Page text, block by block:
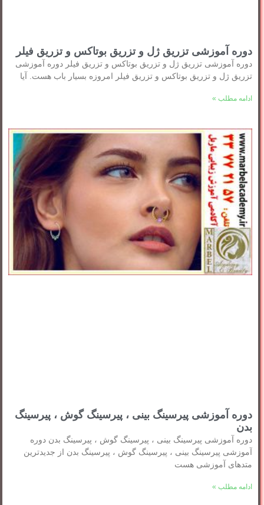
دوره آموزشی تزریق ژل و تزریق بوتاکس و تزریق فیلر
دوره آموزشی تزریق ژل و تزریق بوتاکس و تزریق فیلر دوره آموزشی
تزریق ژل و تزریق بوتاکس و تزریق فیلر امروزه بسیار باب هست. آیا
ادامه مطلب »
دوره آموزشی پیرسینگ بینی ، پیرسینگ گوش ، پیرسینگ
بدن
دوره آموزشی پیرسینگ بینی ، پیرسینگ گوش ، پیرسینگ بدن دوره
آموزشی پیرسینگ بینی ، پیرسینگ گوش ، پیرسینگ بدن از جدیدترین
متدهای آموزشی هست
ادامه مطلب »